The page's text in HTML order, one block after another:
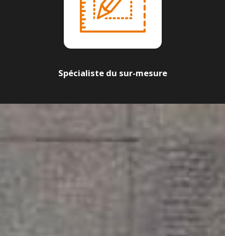
Spécialiste du sur-mesure